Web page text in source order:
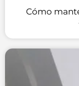
Cómo